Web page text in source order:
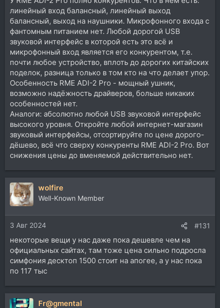
линейный вход балансный, линейный выход
балансный, выход на наушники. Микрофонного входа с
фантомным питанием нет. Любой дорогой USB
звуковой интерфейс в которой есть это всё и
микрофонный вход является его конкурентом, т.е.
почти любое устройство, вплоть до дорогих китайских
поделок, разница только в том кто на что делает упор.
Особенность RME ADI-2 Pro - мощный ушник,
возможно надёжность драйверов, больше никаких
особенностей нет.
Аналоги: абсолютно любой USB звуковой интерфейс
высокого уровня. Откройте любой интернет-магазин
звуковый интерфейсы, отсортируйте по цене дорого-
дёшево, всё что сверху конкуренты RME ADI-2 Pro. Вот
снижения цены до вменяемой действительно нет.
wolfire
Well-Known Member
3 Авг 2024 #131
некоторые вещи у нас даже пока дешевле чем на
официальных сайтах, там тоже цена сильно подросла
симфония десктоп 1500 стоит на апогее, а у нас пока
по 117 тыс
Fr@gmental